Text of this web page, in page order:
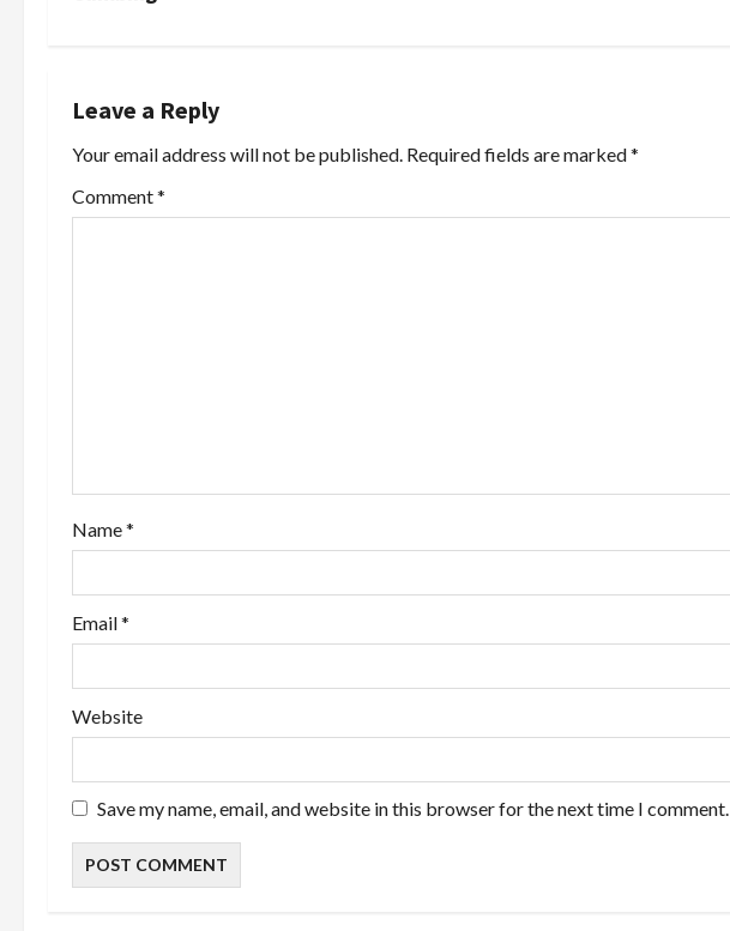
a
v
i
n
Leave a Reply
Your email address will not be published. Required fields are marked*
Comment*
Name*
Email*
Website
Save my name, email, and website in this browser for the next time I comment.